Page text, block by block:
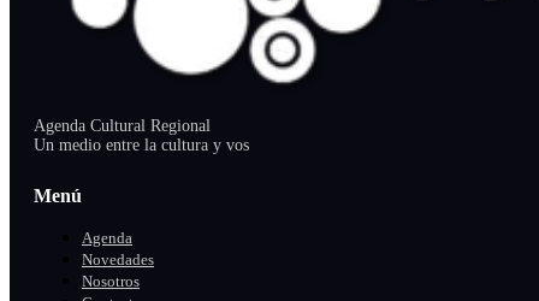
Agenda Cultural Regional
Un medio entre la cultura y vos
Menú
Agenda
Novedades
Nosotros